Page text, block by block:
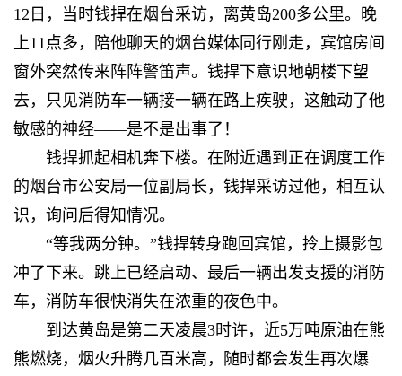
12日，当时钱捍在烟台采访，离黄岛200多公里。晚
上11点多，陪他聊天的烟台媒体同行刚走，宾馆房间
窗外突然传来阵阵警笛声。钱捍下意识地朝楼下望
去，只见消防车一辆接一辆在路上疾驶，这触动了他
敏感的神经——是不是出事了！
钱捍抓起相机奔下楼。在附近遇到正在调度工作
的烟台市公安局一位副局长，钱捍采访过他，相互认
识，询问后得知情况。
“等我两分钟。”钱捍转身跑回宾馆，拎上摄影包
冲了下来。跳上已经启动、最后一辆出发支援的消防
车，消防车很快消失在浓重的夜色中。
到达黄岛是第二天凌晨3时许，近5万吨原油在熊
熊燃烧，烟火升腾几百米高，随时都会发生再次爆